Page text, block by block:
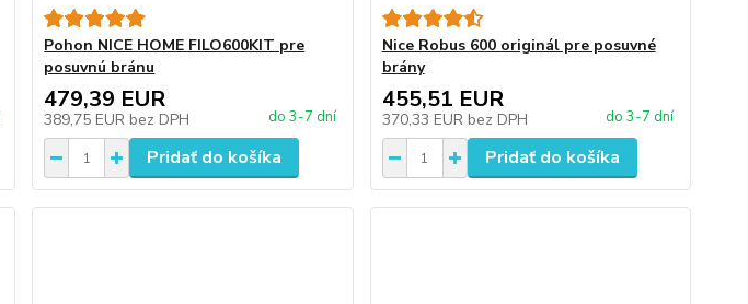
Pohon NICE HOME FILO600KIT pre
posuvnú bránu
479,39 EUR
389,75 EUR bez DPH do 3-7 dní
Pridať do košíka
Nice Robus 600 originál pre posuvné
brány
455,51 EUR
370,33 EUR bez DPH do 3-7 dní
Pridať do košíka